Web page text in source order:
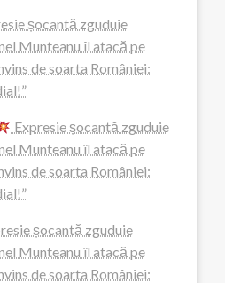
șocantă zguduie
Munteanu îl atacă pe
de soarta României:
Expresie șocantă zguduie
Munteanu îl atacă pe
de soarta României:
șocantă zguduie
Munteanu îl atacă pe
de soarta României: